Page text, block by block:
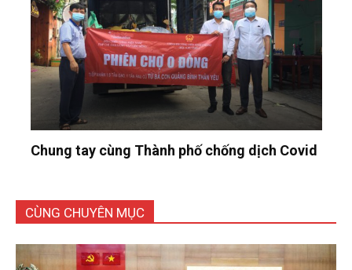
Chung tay cùng Thành phố chống dịch Covid
CÙNG CHUYÊN MỤC